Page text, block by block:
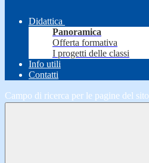
Didattica
Panoramica
Offerta formativa
I progetti delle classi
Info utili
Contatti
Campo di ricerca per le pagine del sito